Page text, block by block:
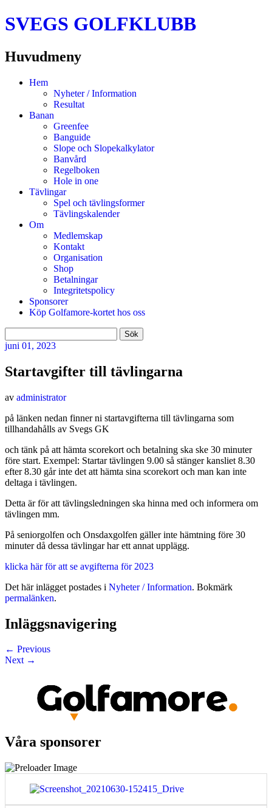
SVEGS GOLFKLUBB
Huvudmeny
HoppaHem
Nyheter / Information
Resultat
Banan
Greenfee
Banguide
Slope och Slopekalkylator
Banvård
Regelboken
Hole in one
Tävlingar
Spel och tävlingsformer
Tävlingskalender
Om
Medlemskap
Kontakt
Organisation
Shop
Betalningar
Integritetspolicy
Sponsorer
Köp Golfamore-kortet hos oss
efter:
juni 01, 2023
Startavgifter till tävlingarna
av administrator
på länken nedan finner ni startavgifterna till tävlingarna som
tillhandahålls av Svegs GK
och tänk på att hämta scorekort och betalning ska ske 30 minuter
före start. Exempel: Startar tävlingen 9.00 så stänger kansliet 8.30
efter 8.30 går inte det att hämta sina scorekort och man kan inte
deltaga i tävlingen.
Detta är för att tävlingsledningen ska hinna med och informera om
tävlingen mm.
På seniorgolfen och Onsdaxgolfen gäller inte hämtning före 30
minuter då dessa tävlingar har ett annat upplägg.
klicka här för att se avgifterna för 2023
Det här inlägget postades i Nyheter / Information. Bokmärk
permalänken.
Inläggsnavigering
← Previous
Next →
Våra sponsorer